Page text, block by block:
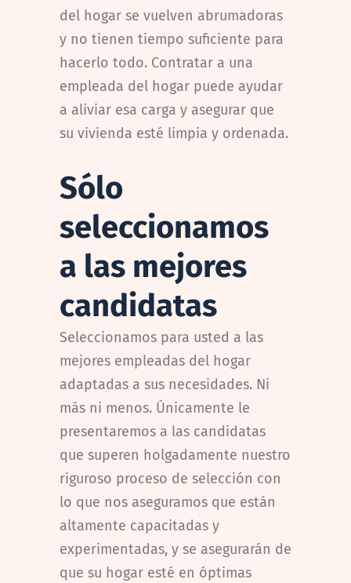
del hogar se vuelven abrumadoras
y no tienen tiempo suficiente para
hacerlo todo. Contratar a una
empleada del hogar puede ayudar
a aliviar esa carga y asegurar que
su vivienda esté limpia y ordenada.
Sólo
seleccionamos
a las mejores
candidatas
Seleccionamos para usted a las
mejores empleadas del hogar
adaptadas a sus necesidades. Ni
más ni menos. Únicamente le
presentaremos a las candidatas
que superen holgadamente nuestro
riguroso proceso de selección con
lo que nos aseguramos que están
altamente capacitadas y
experimentadas, y se asegurarán de
que su hogar esté en óptimas